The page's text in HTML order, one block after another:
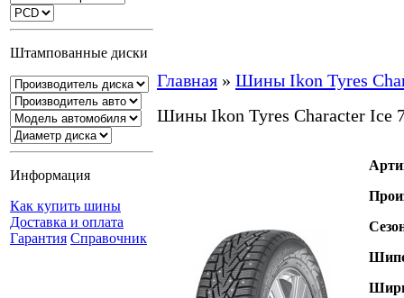
Штампованные диски
Информация
Как купить шины
Доставка и оплата
Гарантия Справочник
Главная » Шины Ikon Tyres
Шины Ikon Tyres Character Ice